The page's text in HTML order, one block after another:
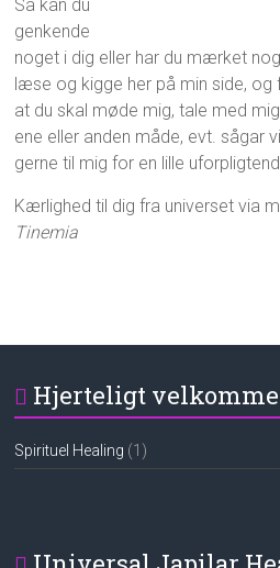
Så kan du
genkende
noget i dig eller har du mærket
læse og kigge her på min side, og
at du skal møde mig, tale med
ene eller anden måde, evt. sågar
gerne til mig for en lille
Kærlighed til dig fra universet via
Tinemia
Hjerteligt
Spirituel Healing (1)